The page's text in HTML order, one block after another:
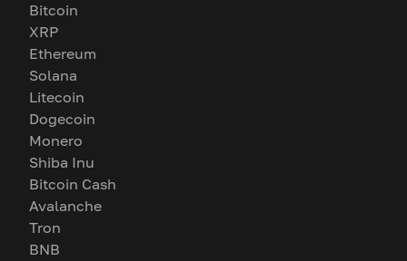
Bitcoin
XRP
Ethereum
Solana
Litecoin
Dogecoin
Monero
Shiba Inu
Bitcoin Cash
Avalanche
Tron
BNB